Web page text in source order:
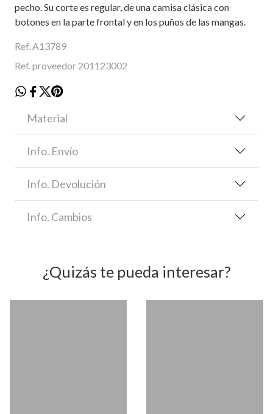
pecho. Su corte es regular, de una camisa clásica con
botones en la parte frontal y en los puños de las mangas.
Ref. A13789
Ref. proveedor 201123002
Material
Info. Envío
Info. Devolución
Info. Cambios
¿Quizás te pueda interesar?